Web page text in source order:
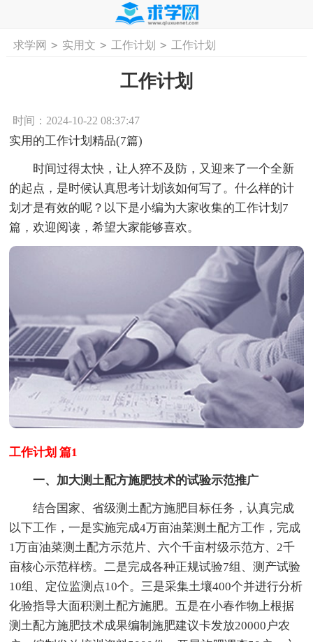
首页 工作计划 活动计划
求学网 > 实用文 > 工作计划 > 工作计划
工作计划
时间：2024-10-22 08:37:47
实用的工作计划精品(7篇)
时间过得太快，让人猝不及防，又迎来了一个全新
的起点，是时候认真思考计划该如何写了。什么样的计
划才是有效的呢？以下是小编为大家收集的工作计划7
篇，欢迎阅读，希望大家能够喜欢。
工作计划 篇1
一、加大测土配方施肥技术的试验示范推广
结合国家、省级测土配方施肥目标任务，认真完成
以下工作，一是实施完成4万亩油菜测土配方工作，完成
1万亩油菜测土配方示范片、六个千亩村级示范方、2千
亩核心示范样榜。二是完成各种正规试验7组、测产试验
10组、定位监测点10个。三是采集土壤400个并进行分析
化验指导大面积测土配方施肥。五是在小春作物上根据
测土配方施肥技术成果编制施肥建议卡发放20000户农